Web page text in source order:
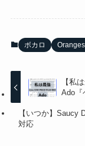
ボカロ
【私
Ado
【いつか】Saucy
対応